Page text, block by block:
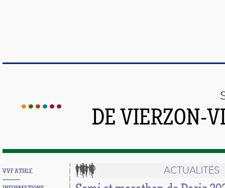
DE VIERZON-
VVF ATHLE ACTUALITÉS